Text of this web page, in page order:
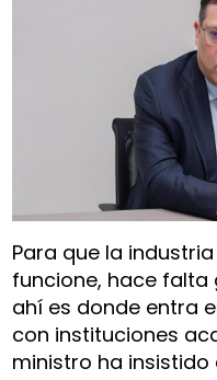
Para que la
funcione, hace
ahí es donde entra
con instituciones
ministro ha